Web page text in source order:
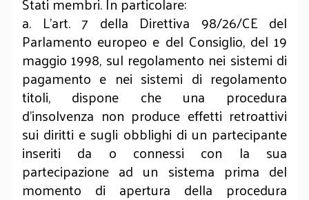
a. L’art. 7 della Direttiva 98/26/CE del
Parlamento europeo e del Consiglio, del 19
maggio 1998, sul regolamento nei sistemi di
pagamento e nei sistemi di regolamento
titoli, dispone che una procedura
d’insolvenza non produce effetti retroattivi
sui diritti e sugli obblighi di un partecipante
inseriti da o connessi con la sua
partecipazione ad un sistema prima del
momento di apertura della procedura